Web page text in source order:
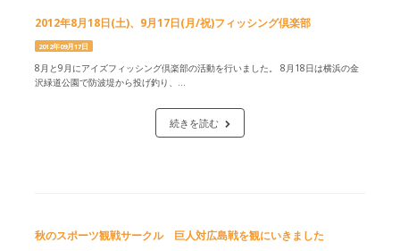
2012年8月18日(土)、9月17日(月/祝)フィッシング倶楽部
2012年09月17日
8月と9月にアイズフィッシング倶楽部の活動を行いました。 8月18日は横浜の金
沢緑道公園で防波堤から投げ釣り、...
続きを読む
秋のスポーツ観戦サークル 巨人対広島戦を観にいきました